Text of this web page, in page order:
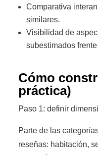
Comparativa
similares.
Visibilidad de
subestimados
Cómo
práctica)
Paso 1: definir
Parte de las
reseñas: habitación,